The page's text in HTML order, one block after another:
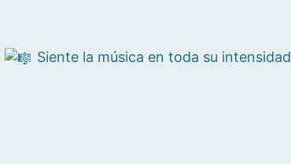
Siente la música en toda su intensidad